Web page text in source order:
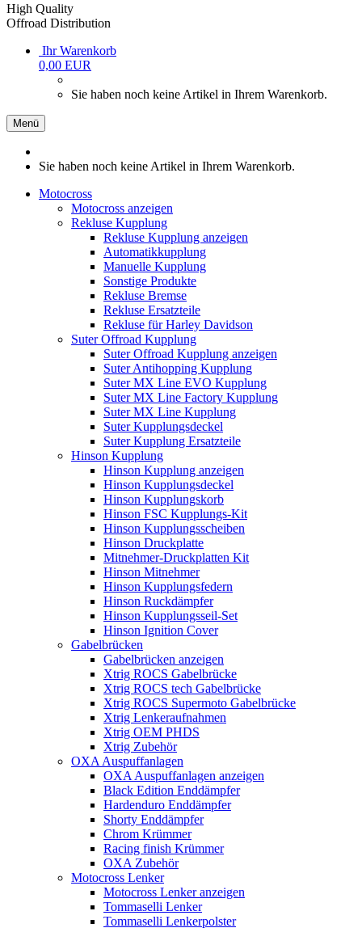
High Quality
Offroad Distribution
Ihr Warenkorb
0,00 EUR
Sie haben noch keine Artikel in Ihrem Warenkorb.
Menü
Sie haben noch keine Artikel in Ihrem Warenkorb.
Motocross
Motocross anzeigen
Rekluse Kupplung
Rekluse Kupplung anzeigen
Automatikkupplung
Manuelle Kupplung
Sonstige Produkte
Rekluse Bremse
Rekluse Ersatzteile
Rekluse für Harley Davidson
Suter Offroad Kupplung
Suter Offroad Kupplung anzeigen
Suter Antihopping Kupplung
Suter MX Line EVO Kupplung
Suter MX Line Factory Kupplung
Suter MX Line Kupplung
Suter Kupplungsdeckel
Suter Kupplung Ersatzteile
Hinson Kupplung
Hinson Kupplung anzeigen
Hinson Kupplungsdeckel
Hinson Kupplungskorb
Hinson FSC Kupplungs-Kit
Hinson Kupplungsscheiben
Hinson Druckplatte
Mitnehmer-Druckplatten Kit
Hinson Mitnehmer
Hinson Kupplungsfedern
Hinson Ruckdämpfer
Hinson Kupplungsseil-Set
Hinson Ignition Cover
Gabelbrücken
Gabelbrücken anzeigen
Xtrig ROCS Gabelbrücke
Xtrig ROCS tech Gabelbrücke
Xtrig ROCS Supermoto Gabelbrücke
Xtrig Lenkeraufnahmen
Xtrig OEM PHDS
Xtrig Zubehör
OXA Auspuffanlagen
OXA Auspuffanlagen anzeigen
Black Edition Enddämpfer
Hardenduro Enddämpfer
Shorty Enddämpfer
Chrom Krümmer
Racing finish Krümmer
OXA Zubehör
Motocross Lenker
Motocross Lenker anzeigen
Tommaselli Lenker
Tommaselli Lenkerpolster